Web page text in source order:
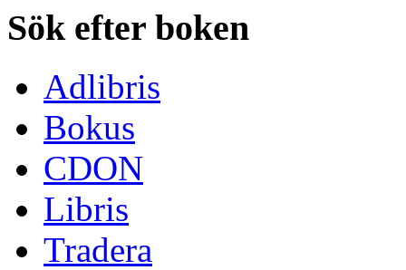
Sök efter boken
Adlibris
Bokus
CDON
Libris
Tradera